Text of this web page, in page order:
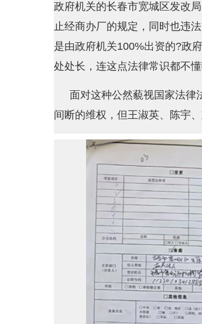
政府机关的长春市宽城区发改
止经商办厂的规定，同时也违
是由政府机关100%出资的?政
处处长，连这点法律常识都不
面对这种公然藐视国家法律
间断的维权，但王淑英、陈宇